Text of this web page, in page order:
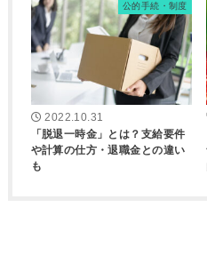
公的手続・制度
2022.10.31
「脱退一時金」とは？支給要件
や計算の仕方・退職金との違い
も